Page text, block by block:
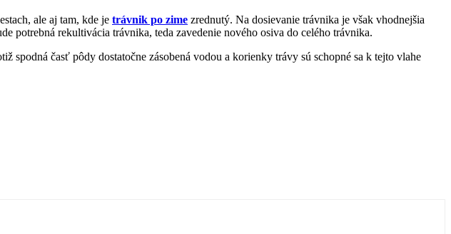
ale aj tam, kde je trávnik po zime zrednutý. Na dosievanie trávnika je však vhodnejšia
potrebná rekultivácia trávnika, teda zavedenie nového osiva do celého trávnika.
časť pôdy dostatočne zásobená vodou a korienky trávy sú schopné sa k tejto vlahe